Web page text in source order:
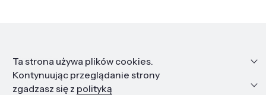
Informacje
Edukacja i kariera
Ta strona używa plików cookies.
Kontynuując przeglądanie strony
zgadzasz się z polityką